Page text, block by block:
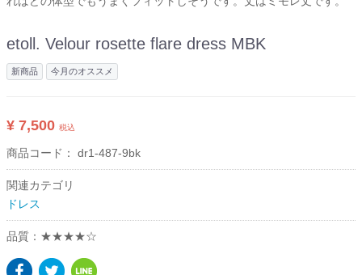
etoll. Velour rosette flare dress MBK
新商品 今月のオススメ
¥ 7,500 税込
商品コード： dr1-487-9bk
関連カテゴリ
ドレス
品質：★★★★☆